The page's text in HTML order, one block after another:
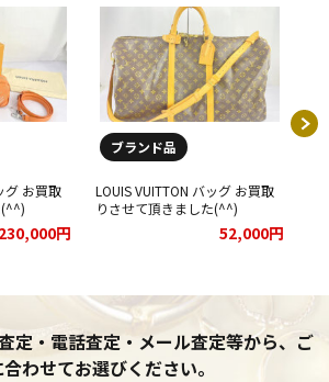
グ お買取
(^^)
230,000円
ブランド品
LOUIS VUITTON バッグ お買取
りさせて頂きました(^^)
52,000円
定・電話査定・メール査定等から、ご
わせてお選びください。